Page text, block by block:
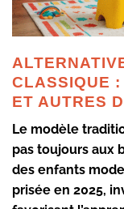
CLASSIQUE :
ET AUTRES
Le modèle
pas toujours aux
des enfants
prisée en 2025,